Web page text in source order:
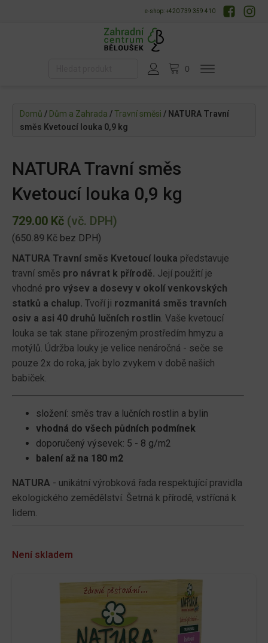
e-shop: +420 739 359 410
Domů / Dům a Zahrada /Travní směsi / NATURA Travní
směs Kvetoucí louka 0,9 kg
NATURA Travní směs
Kvetoucí louka 0,9 kg
729.00 Kč (vč. DPH)
(650.89 Kč bez DPH)
NATURA Travní směs Kvetoucí louka představuje
travní směs pro návrat k přírodě. Její použití je
vhodné pro výsev a dosevy v okolí venkovských
statků a chalup. Tvoří ji rozmanitá směs travních
osiv a asi 40 druhů lučních rostlin. Vaše kvetoucí
louka se tak stane přirozeným prostředím hmyzu a
motýlů. Údržba louky je velice nenáročná - seče se
pouze 2x do roka, jak bylo zvykem v době našich
babiček.
složení: směs trav a lučních rostlin a bylin
vhodná do všech půdních podmínek
doporučený výsevek: 5 - 8 g/m2
balení až na 180 m2
NATURA - unikátní výrobková řada respektující pravidla
ekologického zemědělství. Šetrná k přírodě, vstřícná k
lidem.
Není skladem